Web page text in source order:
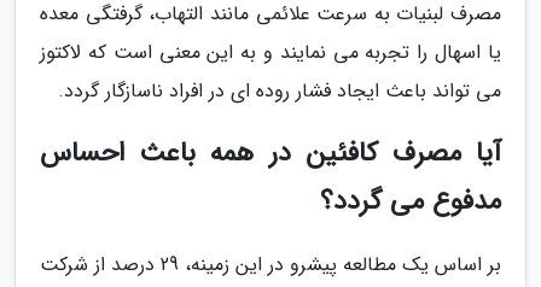
مصرف لبنیات به سرعت علائمی مانند التهاب، گرفتگی معده
یا اسهال را تجربه می نمایند و به این معنی است که لاکتوز
می تواند باعث ایجاد فشار روده ای در افراد ناسازگار گردد.
آیا مصرف کافئین در همه باعث احساس
مدفوع می گردد؟
بر اساس یک مطالعه پیشرو در این زمینه، 29 درصد از شرکت